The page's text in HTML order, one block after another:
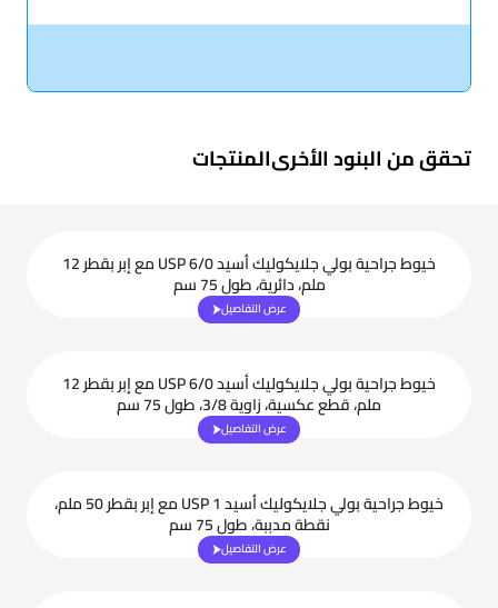
تحقق من البنود الأخرىالمنتجات
خيوط جراحية بولي جلايكوليك أسيد USP 6/0 مع إبر بقطر 12
ملم، دائرية، طول 75 سم
عرض التفاصيل
خيوط جراحية بولي جلايكوليك أسيد USP 6/0 مع إبر بقطر 12
ملم، قطع عكسية، زاوية 3/8، طول 75 سم
عرض التفاصيل
خيوط جراحية بولي جلايكوليك أسيد USP 1 مع إبر بقطر 50 ملم،
نقطة مدببة، طول 75 سم
عرض التفاصيل